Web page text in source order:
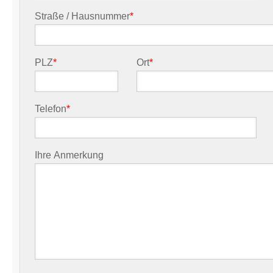
Straße / Hausnummer*
PLZ* Ort*
Telefon*
Ihre Anmerkung